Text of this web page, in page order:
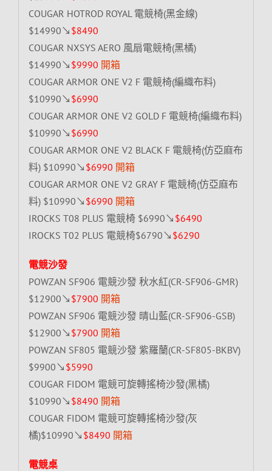
COUGAR HOTROD ROYAL 電競椅(黑金線)
$14990↘ $8490
COUGAR NXSYS AERO 風扇電競椅(黑橘)
$14990↘ $9990 開箱
COUGAR ARMOR ONE V2 F 電競椅(編織布料)
$10990↘ $6990
COUGAR ARMOR ONE V2 GOLD F 電競椅(編織布料)
$10990↘ $6990
COUGAR ARMOR ONE V2 BLACK F 電競椅(仿亞麻布
料) $10990↘ $6990 開箱
COUGAR ARMOR ONE V2 GRAY F 電競椅(仿亞麻布
料) $10990↘ $6990 開箱
IROCKS T08 PLUS 電競椅 $6990↘ $6490
IROCKS T02 PLUS 電競椅$6790↘ $6290
電競沙發
POWZAN SF906 電競沙發 秋水紅(CR-SF906-GMR)
$12900↘ $7900 開箱
POWZAN SF906 電競沙發 晴山藍(CR-SF906-GSB)
$12900↘ $7900 開箱
POWZAN SF805 電競沙發 紫羅蘭(CR-SF805-BKBV)
$9900↘ $5990
COUGAR FIDOM 電競可旋轉搖椅沙發(黑橘)
$10990↘ $8490 開箱
COUGAR FIDOM 電競可旋轉搖椅沙發(灰
橘)$10990↘ $8490 開箱
電競桌